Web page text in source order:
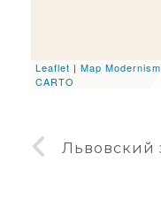
Leaflet | Map Modernism
CARTO